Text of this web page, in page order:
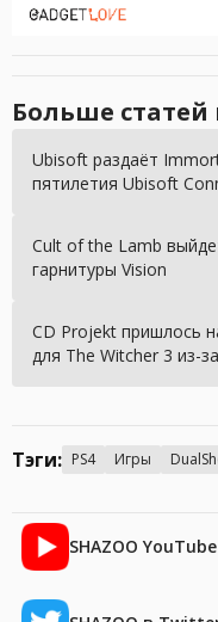
Больше статей
Ubisoft раздаёт
пятилетия Ubisoft
Cult of the Lamb
гарнитуры Vision
CD Projekt пришлось
для The Witcher 3 из-
Тэги: PS4 Игры
SHAZOO YouTube